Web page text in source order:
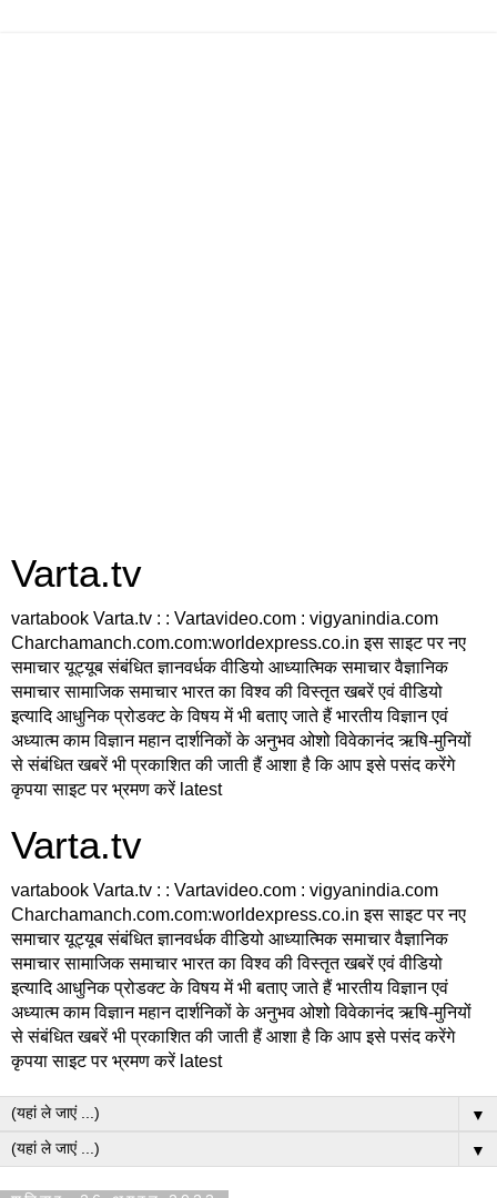
Varta.tv
vartabook Varta.tv : : Vartavideo.com : vigyanindia.com
Charchamanch.com.com:worldexpress.co.in इस साइट पर नए
समाचार यूट्यूब संबंधित ज्ञानवर्धक वीडियो आध्यात्मिक समाचार वैज्ञानिक
समाचार सामाजिक समाचार भारत का विश्व की विस्तृत खबरें एवं वीडियो
इत्यादि आधुनिक प्रोडक्ट के विषय में भी बताए जाते हैं भारतीय विज्ञान एवं
अध्यात्म काम विज्ञान महान दार्शनिकों के अनुभव ओशो विवेकानंद ऋषि-मुनियों
से संबंधित खबरें भी प्रकाशित की जाती हैं आशा है कि आप इसे पसंद करेंगे
कृपया साइट पर भ्रमण करें latest
Varta.tv
vartabook Varta.tv : : Vartavideo.com : vigyanindia.com
Charchamanch.com.com:worldexpress.co.in इस साइट पर नए
समाचार यूट्यूब संबंधित ज्ञानवर्धक वीडियो आध्यात्मिक समाचार वैज्ञानिक
समाचार सामाजिक समाचार भारत का विश्व की विस्तृत खबरें एवं वीडियो
इत्यादि आधुनिक प्रोडक्ट के विषय में भी बताए जाते हैं भारतीय विज्ञान एवं
अध्यात्म काम विज्ञान महान दार्शनिकों के अनुभव ओशो विवेकानंद ऋषि-मुनियों
से संबंधित खबरें भी प्रकाशित की जाती हैं आशा है कि आप इसे पसंद करेंगे
कृपया साइट पर भ्रमण करें latest
▼
▼